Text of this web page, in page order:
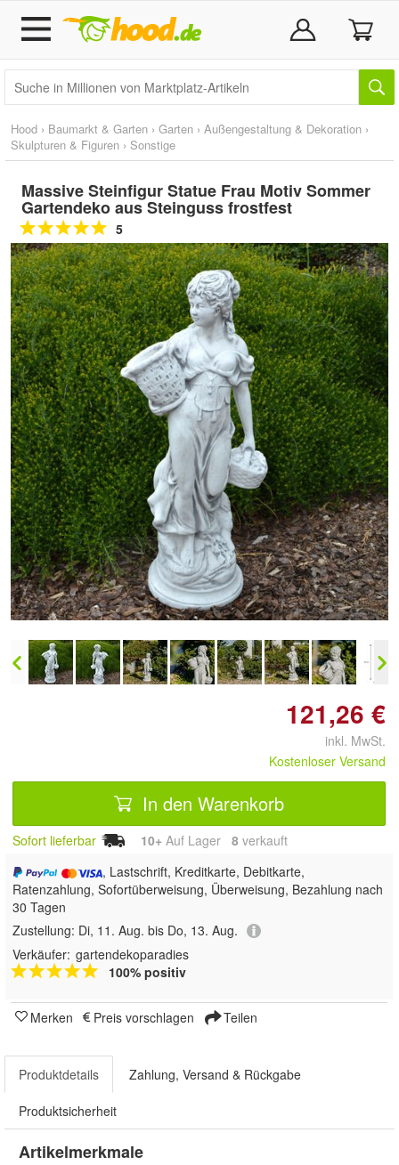
Hood › Baumarkt & Garten › Garten › Außengestaltung & Dekoration ›
Skulpturen & Figuren › Sonstige
Massive Steinfigur Statue Frau Motiv Sommer
Gartendeko aus Steinguss frostfest
5
Doppelt antippen zum
vergrößern
121,26 €
inkl. MwSt.
Kostenloser Versand
In den Warenkorb
Sofort lieferbar 10+ Auf Lager 8 verkauft
, Lastschrift, Kreditkarte, Debitkarte,
Ratenzahlung, Sofortüberweisung, Überweisung, Bezahlung nach
30 Tagen
Zustellung: Di, 11. Aug. bis Do, 13. Aug.
Verkäufer: gartendekoparadies
100% positiv
Merken Preis vorschlagen Teilen
Produktdetails Zahlung, Versand & Rückgabe
Produktsicherheit
Artikelmerkmale